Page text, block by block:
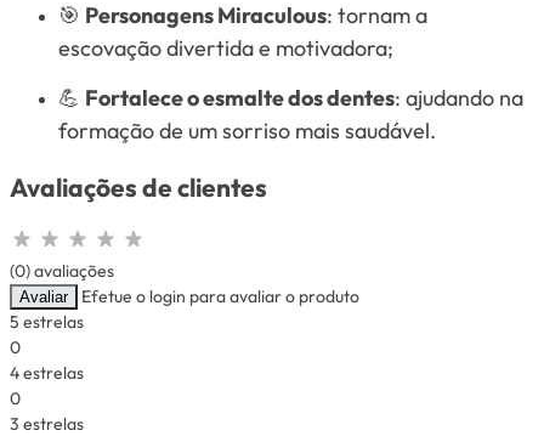
🎯 Personagens Miraculous: tornam a
escovação divertida e motivadora;
💪 Fortalece o esmalte dos dentes: ajudando na
formação de um sorriso mais saudável.
Avaliações de clientes
(0) avaliações
Avaliar
Efetue o login para avaliar o produto
5 estrelas
0
4 estrelas
0
3 estrelas